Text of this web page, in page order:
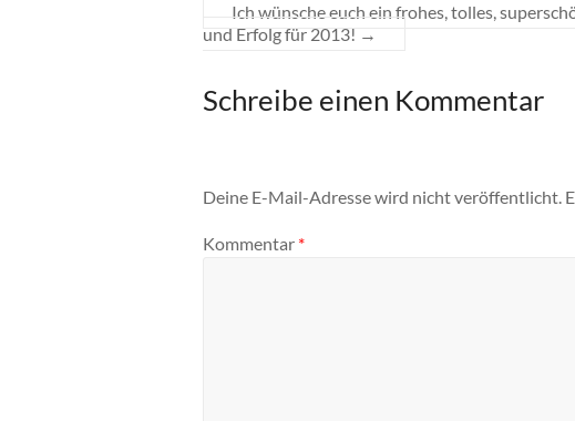
Ich wünsche euch ein frohes, tolles,
und Erfolg für 2013! →
Schreibe einen Kommentar
Deine E-Mail-Adresse wird nicht veröffentlicht.
Kommentar *